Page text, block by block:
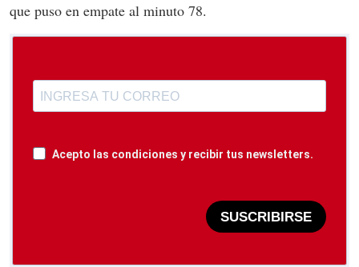
que puso en empate al minuto 78.
Acepto las condiciones y recibir tus newsletters.
SUSCRIBIRSE